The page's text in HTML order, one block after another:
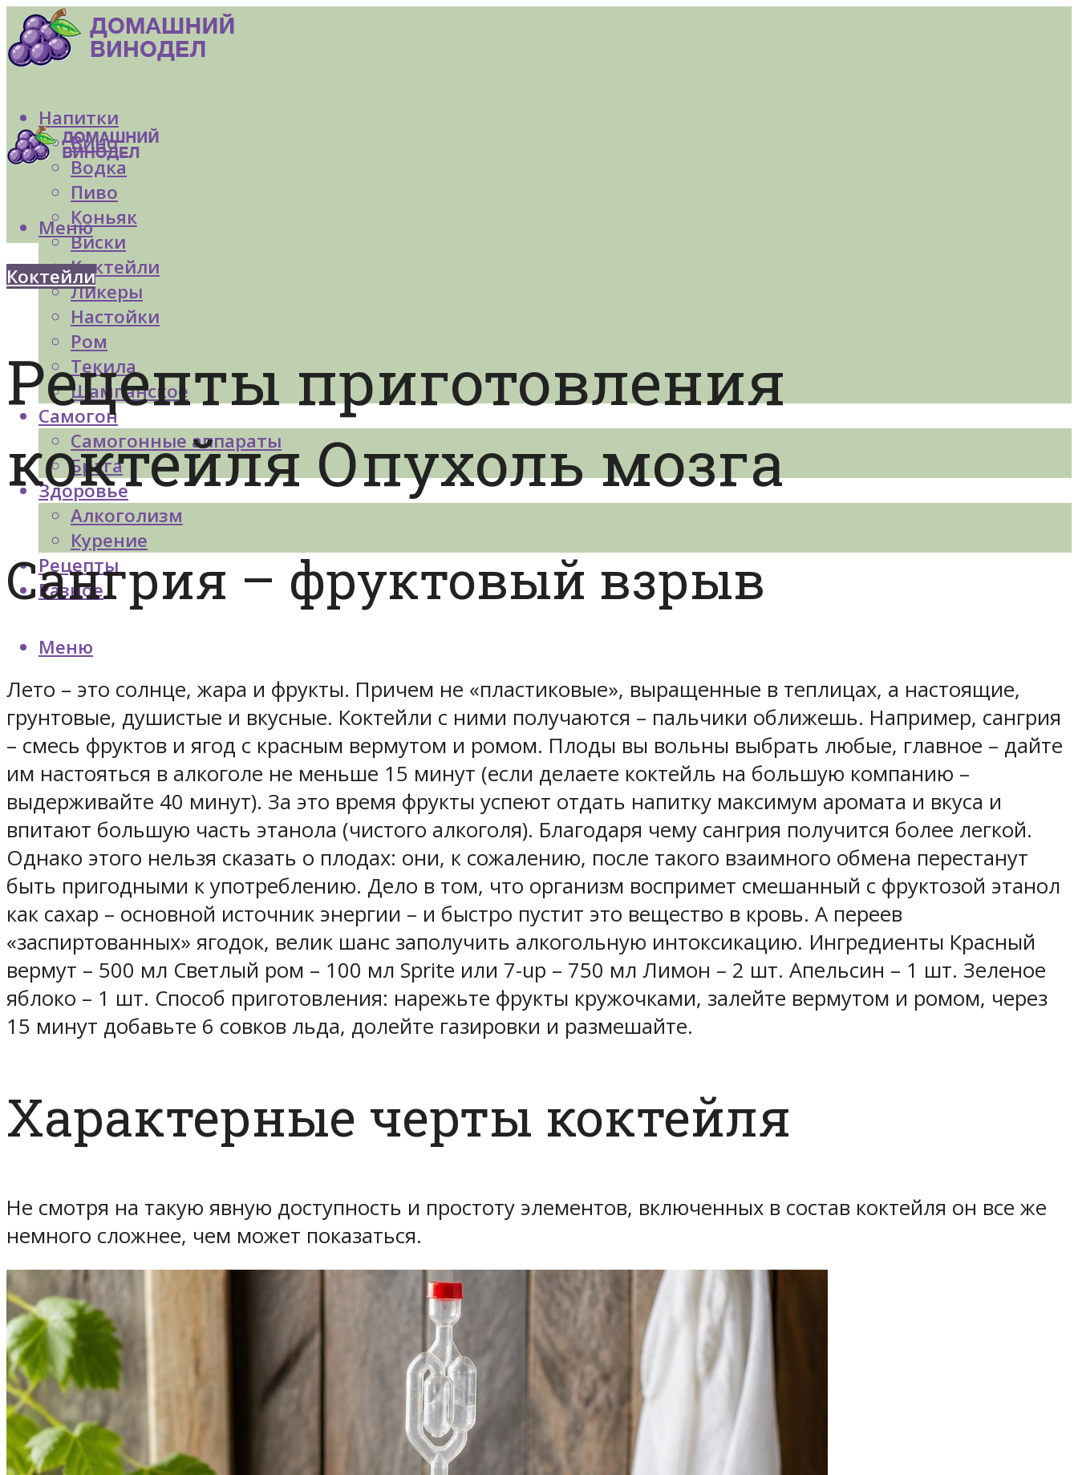
Напитки
Вино
Водка
Пиво
Коньяк
Виски
Коктейли
Ликеры
Настойки
Ром
Текила
Шампанское
Самогон
Самогонные аппараты
Брага
Здоровье
Алкоголизм
Курение
Рецепты
Разное
Меню
Меню
Коктейли
Рецепты приготовления
коктейля Опухоль мозга
Сангрия – фруктовый взрыв
Лето – это солнце, жара и фрукты. Причем не «пластиковые», выращенные в теплицах, а настоящие,
грунтовые, душистые и вкусные. Коктейли с ними получаются – пальчики оближешь. Например, сангрия
– смесь фруктов и ягод с красным вермутом и ромом. Плоды вы вольны выбрать любые, главное – дайте
им настояться в алкоголе не меньше 15 минут (если делаете коктейль на большую компанию –
выдерживайте 40 минут). За это время фрукты успеют отдать напитку максимум аромата и вкуса и
впитают большую часть этанола (чистого алкоголя). Благодаря чему сангрия получится более легкой.
Однако этого нельзя сказать о плодах: они, к сожалению, после такого взаимного обмена перестанут
быть пригодными к употреблению. Дело в том, что организм воспримет смешанный с фруктозой этанол
как сахар – основной источник энергии – и быстро пустит это вещество в кровь. А переев
«заспиртованных» ягодок, велик шанс заполучить алкогольную интоксикацию. Ингредиенты Красный
вермут – 500 мл Светлый ром – 100 мл Sprite или 7-up – 750 мл Лимон – 2 шт. Апельсин – 1 шт. Зеленое
яблоко – 1 шт. Способ приготовления: нарежьте фрукты кружочками, залейте вермутом и ромом, через
15 минут добавьте 6 совков льда, долейте газировки и размешайте.
Характерные черты коктейля
Не смотря на такую явную доступность и простоту элементов, включенных в состав коктейля он все же
немного сложнее, чем может показаться.